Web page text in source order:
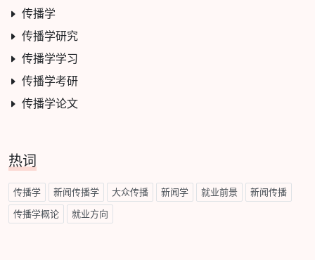
传播学
传播学研究
传播学学习
传播学考研
传播学论文
热词
传播学 新闻传播学 大众传播 新闻学 就业前景 新闻传播
传播学概论 就业方向